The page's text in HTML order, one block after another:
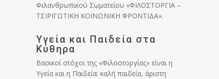
Φιλανθρωπικού Σωματείου «ΦΙΛΟΣΤΟΡΓΙΑ –
ΤΣΙΡΙΓΩΤΙΚΗ ΚΟΙΝΩΝΙΚΗ ΦΡΟΝΤΙΔΑ».
Υγεία και Παιδεία στα
Κύθηρα
Βασικοί στόχοι της «Φιλοστοργίας» είναι η
Υγεία και η Παιδεία: καλή παιδεία, άριστη